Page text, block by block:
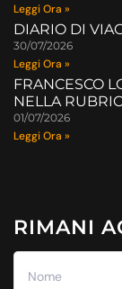
Leggi Ora »
DIARIO DI
30/07/2026
Leggi Ora »
FRANCESCO
NELLA
01/07/2026
Leggi Ora »
RIMANI